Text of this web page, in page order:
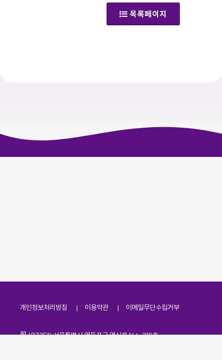
목록페이지
개인정보처리방침 이용약관 이메일무단수집거부
주소
(07251) 서울특별시 영등포구 영신로 166, 319호